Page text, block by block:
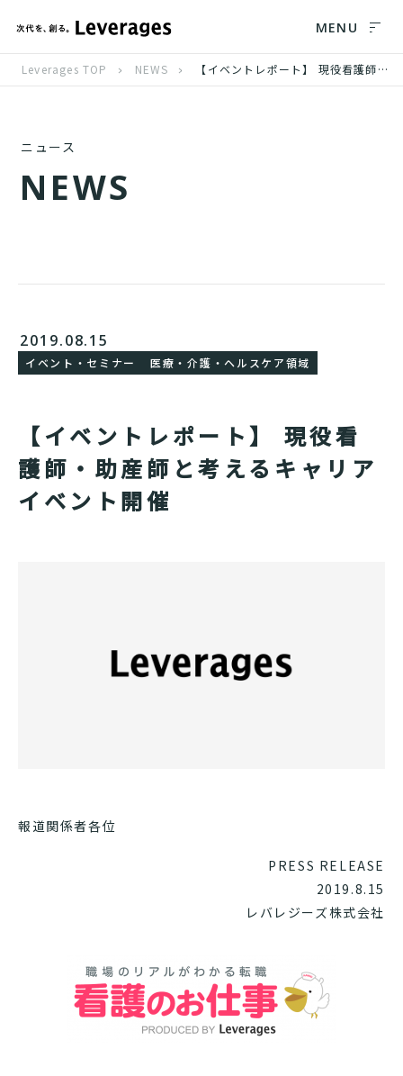
MENU
Leverages TOP NEWS 【イベントレポート】 現役看護師・助産師と考えるキャリアイベント開催
ニュース
NEWS
2019.08.15
イベント・セミナー 医療・介護・ヘルスケア領域
【イベントレポート】 現役看
護師・助産師と考えるキャリア
イベント開催
報道関係者各位
PRESS RELEASE
2019.8.15
レバレジーズ株式会社